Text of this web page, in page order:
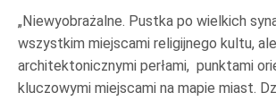
„Niewyobrażalne. Pustka po wielkich
wszystkim miejscami religijnego kultu,
architektonicznymi perłami, punktami
kluczowymi miejscami na mapie miast.